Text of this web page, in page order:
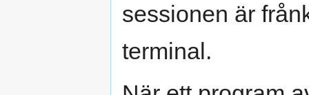
sessionen är
terminal.